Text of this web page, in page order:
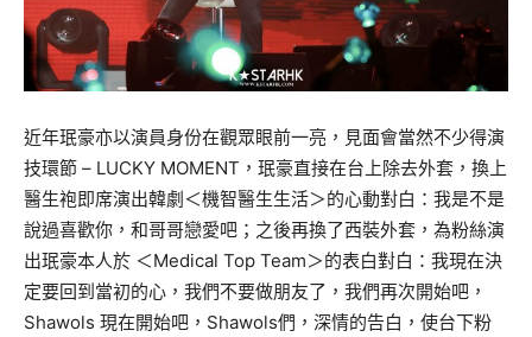
近年珉豪亦以演員身份在觀眾眼前一亮，見面會當然不少得演
技環節 – LUCKY MOMENT，珉豪直接在台上除去外套，換上
醫生袍即席演出韓劇＜機智醫生生活＞的心動對白：我是不是
說過喜歡你，和哥哥戀愛吧；之後再換了西裝外套，為粉絲演
出珉豪本人於 ＜Medical Top Team＞的表白對白：我現在決
定要回到當初的心，我們不要做朋友了，我們再次開始吧，
Shawols 現在開始吧，Shawols們，深情的告白，使台下粉